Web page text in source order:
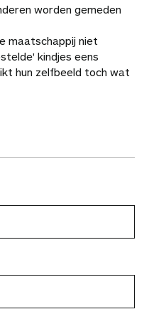
worden gemeden
maatschappij niet
kindjes eens
hun zelfbeeld toch wat